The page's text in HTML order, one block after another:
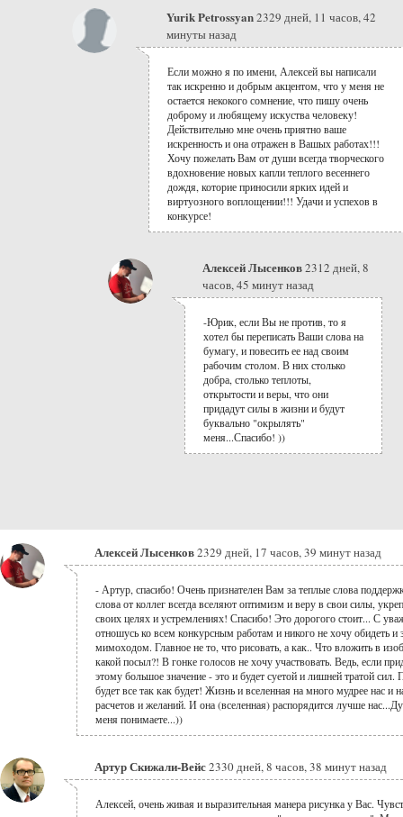
Yurik Petrossyan2329 дней, 11 часов, 42
минуты назад
Если можно я по имени, Алексей вы написали
так искренно и добрым акцентом, что у меня не
остается некокого сомнение, что пишу очень
доброму и любящему искуства человеку!
Действительно мне очень приятно ваше
искренность и она отражен в Вашых работах!!!
Хочу пожелать Вам от души всегда творческого
вдохновение новых капли теплого весеннего
дождя, которие приносили ярких идей и
виртуозного воплощении!!! Удачи и успехов в
конкурсе!
Алексей Лысенков2312 дней, 8
часов, 45 минут назад
-Юрик, если Вы не против, то я
хотел бы переписать Ваши слова на
бумагу, и повесить ее над своим
рабочим столом. В них столько
добра, столько теплоты,
открытости и веры, что они
придадут силы в жизни и будут
буквально "окрылять"
меня...Спасибо! ))
Алексей Лысенков2329 дней, 17 часов, 39 минут назад
- Артур, спасибо! Очень признателен Вам за теплые слова
слова от коллег всегда вселяют оптимизм и веру в свои силы,
своих целях и устремлениях! Спасибо! Это дорогого стоит... С
отношусь ко всем конкурсным работам и никого не хочу обидеть и
мимоходом. Главное не то, что рисовать, а как.. Что вложить в
какой посыл?! В гонке голосов не хочу участвовать. Ведь, если
этому большое значение - это и будет суетой и лишней тратой сил.
будет все так как будет! Жизнь и вселенная на много мудрее нас и
расчетов и желаний. И она (вселенная) распорядится лучше
меня понимаете...))
Артур Скижали-Вейс2330 дней, 8 часов, 38 минут назад
Алексей, очень живая и выразительная манера рисунка у Вас.